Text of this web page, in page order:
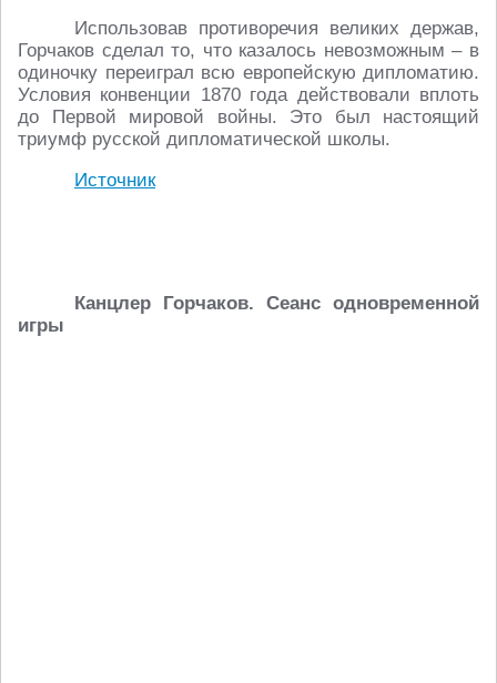
Использовав противоречия великих держав,
Горчаков сделал то, что казалось невозможным – в
одиночку переиграл всю европейскую дипломатию.
Условия конвенции 1870 года действовали вплоть
до Первой мировой войны. Это был настоящий
триумф русской дипломатической школы.
Источник
Канцлер Горчаков. Сеанс одновременной
игры